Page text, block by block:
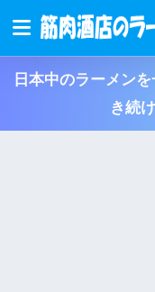
日本中のラーメン
き続